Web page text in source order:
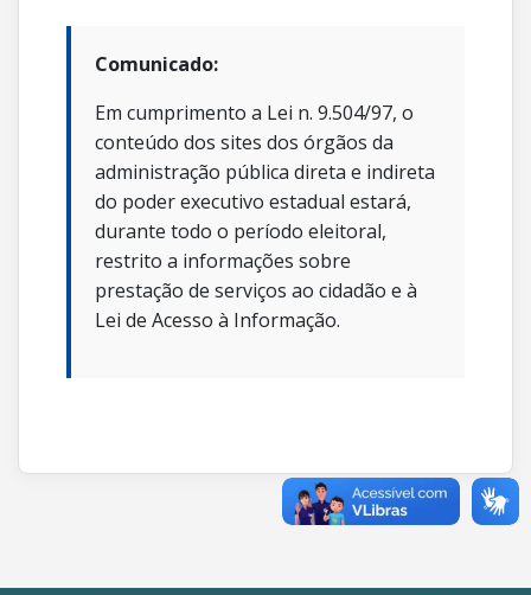
Comunicado:
Em cumprimento a Lei n. 9.504/97, o
conteúdo dos sites dos órgãos da
administração pública direta e indireta
do poder executivo estadual estará,
durante todo o período eleitoral,
restrito a informações sobre
prestação de serviços ao cidadão e à
Lei de Acesso à Informação.